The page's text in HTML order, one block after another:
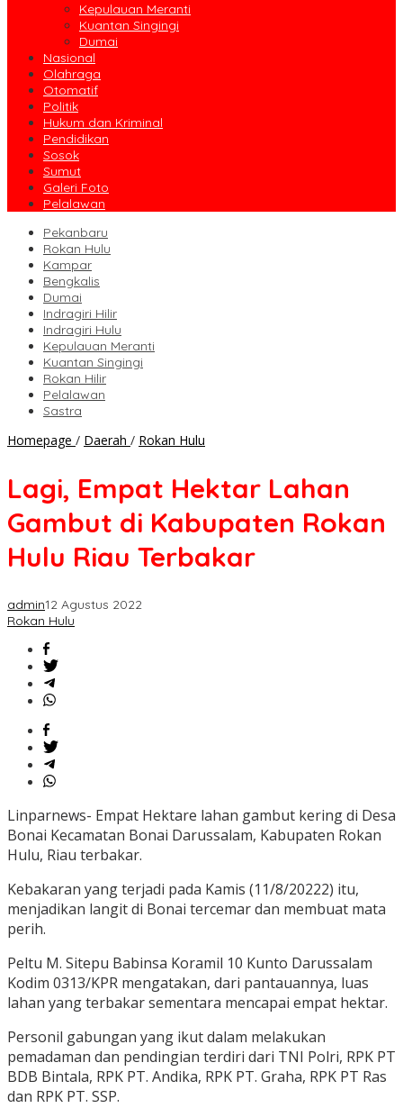
Kepulauan Meranti
Kuantan Singingi
Dumai
Nasional
Olahraga
Otomatif
Politik
Hukum dan Kriminal
Pendidikan
Sosok
Sumut
Galeri Foto
Pelalawan
Pekanbaru
Rokan Hulu
Kampar
Bengkalis
Dumai
Indragiri Hilir
Indragiri Hulu
Kepulauan Meranti
Kuantan Singingi
Rokan Hilir
Pelalawan
Sastra
Homepage / Daerah / Rokan Hulu
Lahan
di
Kabupaten
Rokan
Lagi, Empat Hektar Lahan
Gambut di Kabupaten Rokan
Hulu Riau Terbakar
admin12 Agustus 2022
Rokan Hulu
Linparnews- Empat Hektare lahan gambut kering di Desa
Bonai Kecamatan Bonai Darussalam, Kabupaten Rokan
Hulu, Riau terbakar.
Kebakaran yang terjadi pada Kamis (11/8/20222) itu,
menjadikan langit di Bonai tercemar dan membuat mata
perih.
Peltu M. Sitepu Babinsa Koramil 10 Kunto Darussalam
Kodim 0313/KPR mengatakan, dari pantauannya, luas
lahan yang terbakar sementara mencapai empat hektar.
Personil gabungan yang ikut dalam melakukan
pemadaman dan pendingian terdiri dari TNI Polri, RPK PT
BDB Bintala, RPK PT. Andika, RPK PT. Graha, RPK PT Ras
dan RPK PT. SSP.